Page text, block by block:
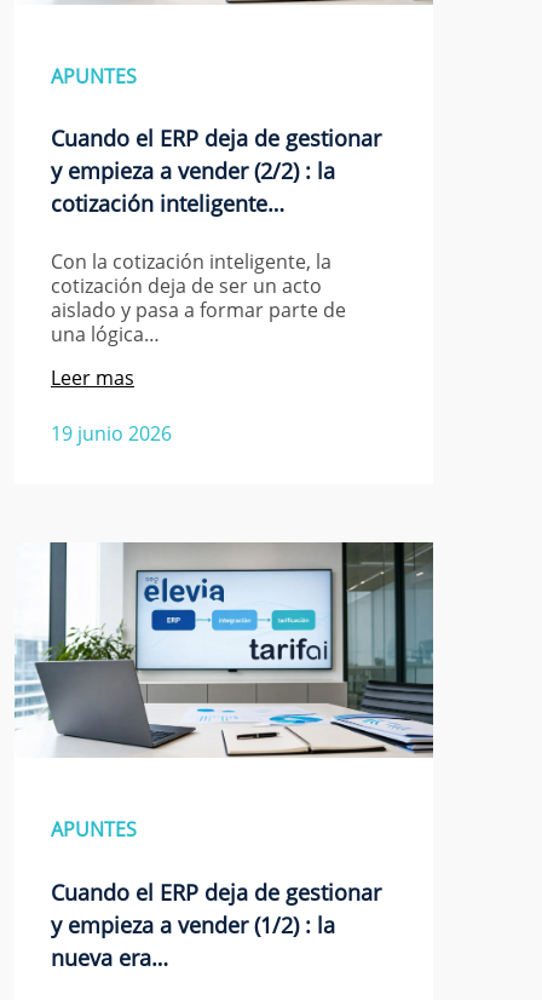
APUNTES
Cuando el ERP deja de gestionar
y empieza a vender (2/2) : la
cotización inteligente…
Con la cotización inteligente, la
cotización deja de ser un acto
aislado y pasa a formar parte de
una lógica…
19 junio 2026
Leer mas
APUNTES
Cuando el ERP deja de gestionar
y empieza a vender (1/2) : la
nueva era…